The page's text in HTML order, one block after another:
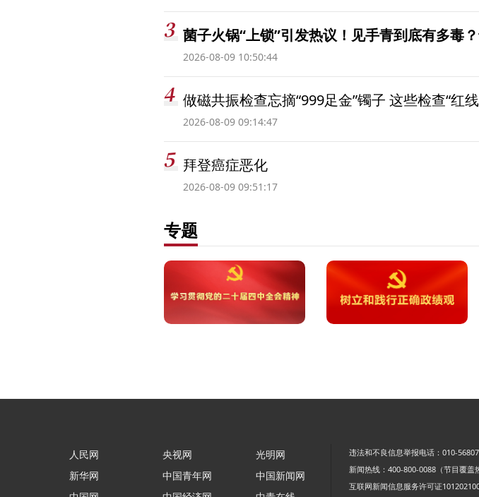
菌子火锅“上锁”引发热议！见手青到底有多毒
2026-08-09 10:50:44
做磁共振检查忘摘“999足金”镯子 这些检查“红
2026-08-09 09:14:47
拜登癌症恶化
2026-08-09 09:51:17
专题
人民网
新华网
央视网
中国青年网
光明网
中国新闻网
违法和不良信息举报电话：010-
新闻热线：400-800-0088（节目覆盖
互联网新闻信息服务许可证